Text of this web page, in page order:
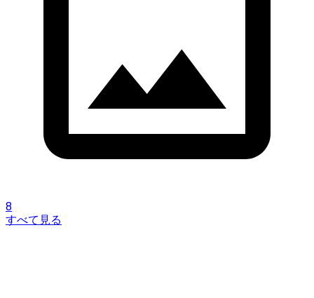
8
すべて見る